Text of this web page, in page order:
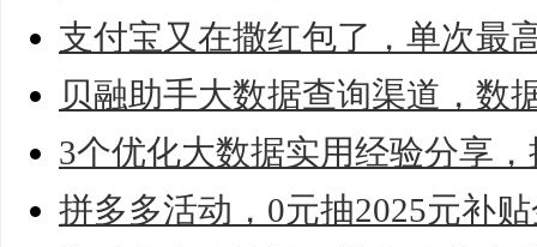
支付宝又在撒红包了，单次最
贝融助手大数据查询渠道，数
3个优化大数据实用经验分享
拼多多活动，0元抽2025元补